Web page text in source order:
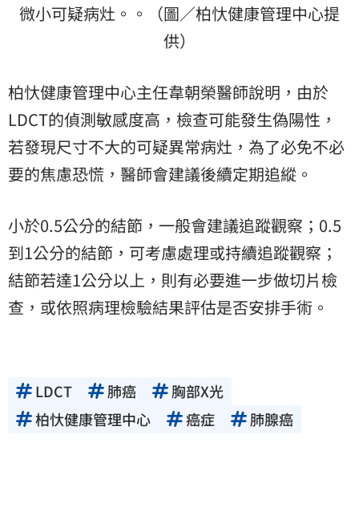
微小可疑病灶。。（圖／柏忕健康管理中心提
供）
柏忕健康管理中心主任韋朝榮醫師說明，由於
LDCT的偵測敏感度高，檢查可能發生偽陽性，
若發現尺寸不大的可疑異常病灶，為了必免不必
要的焦慮恐慌，醫師會建議後續定期追縱。
小於0.5公分的結節，一般會建議追蹤觀察；0.5
到1公分的結節，可考慮處理或持續追蹤觀察；
結節若達1公分以上，則有必要進一步做切片檢
查，或依照病理檢驗結果評估是否安排手術。
LDCT 肺癌
胸部X光
柏忕健康管理中心
癌症 肺腺癌